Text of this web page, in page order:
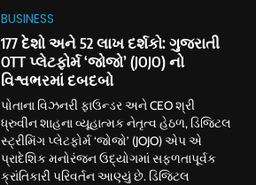
BUSINESS
177 દેશો અને 52 લાખ દર્શકો: ગુજરાતી
OTT પ્લેટફોર્મ ‘જોજો’ (JOJO) નો
વિશ્વભરમાં દબદબો
પોતાના વિઝનરી ફાઉન્ડર અને CEO શ્રી
ધ્રુવીન શાહના વ્યૂહાત્મક નેતૃત્વ હેઠળ, ડિજિટલ
સ્ટ્રીમિંગ પ્લેટફોર્મ ‘જોજો’ (JOJO) એપ એ
પ્રાદેશિક મનોરંજન ઉદ્યોગમાં સફળતાપૂર્વક
ક્રાંતિકારી પરિવર્તન આણ્યું છે. ડિજિટલ